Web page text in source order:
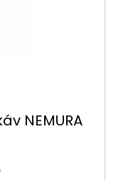
NEMURA